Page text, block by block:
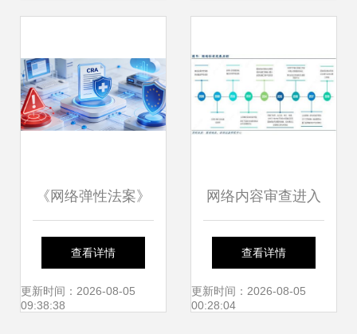
《网络弹性法案》
合规倒计时 出海欧
盟厂商的应对之道
查看详情
更新时间：2026-08-05
09:38:38
网络内容审查进入
黄金发展期，VPN
服务等四大细分领
查看详情
更新时间：2026-08-05
00:28:04